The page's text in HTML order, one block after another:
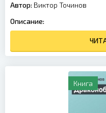
Автор: Виктор Точинов
Описание:
Книга